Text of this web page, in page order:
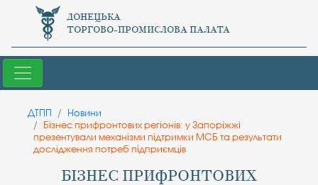
ДОНЕЦЬКА
ТОРГОВО-ПРОМИСЛОВА ПАЛАТА
ДТПП
Новини
Бізнес прифронтових регіонів: у Запоріжжі
презентували механізми підтримки МСБ та результати
дослідження потреб підприємців
БІЗНЕС ПРИФРОНТОВИХ